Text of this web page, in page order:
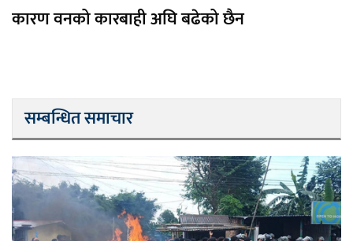
कारण वनको कारबाही अघि बढेको छैन
सम्बन्धित समाचार